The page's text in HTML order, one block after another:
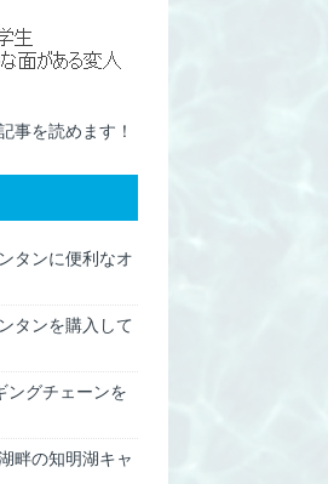
事を読めます！
タンに便利なオ
タンを購入して
ングチェーンを
畔の知明湖キャ